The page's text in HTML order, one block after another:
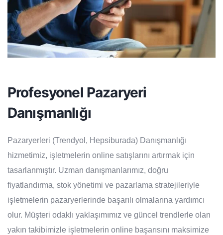
Profesyonel Pazaryeri
Danışmanlığı
Pazaryerleri (Trendyol, Hepsiburada) Danışmanlığı
hizmetimiz, işletmelerin online satışlarını artırmak için
tasarlanmıştır. Uzman danışmanlarımız, doğru
fiyatlandırma, stok yönetimi ve pazarlama stratejileriyle
işletmelerin pazaryerlerinde başarılı olmalarına yardımcı
olur. Müşteri odaklı yaklaşımımız ve güncel trendlerle olan
yakın takibimizle işletmelerin online başarısını maksimize